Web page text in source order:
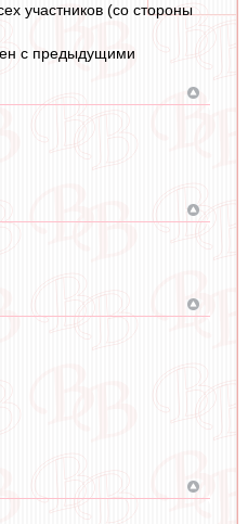
участников (со стороны
с предыдущими